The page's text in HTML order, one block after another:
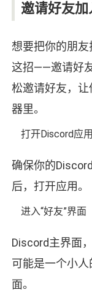
邀请好友加
想要把你的朋
这招——邀请好
松邀请好友，
器里。
打开Discord应用
确保你的
后，打开应用。
进入“好友”界面
Discord主界面
可能是一个小
面。